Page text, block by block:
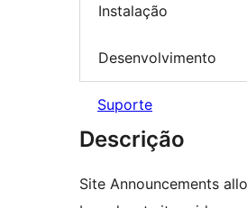
Instalação
Desenvolvimento
Suporte
Descrição
Site Announcements